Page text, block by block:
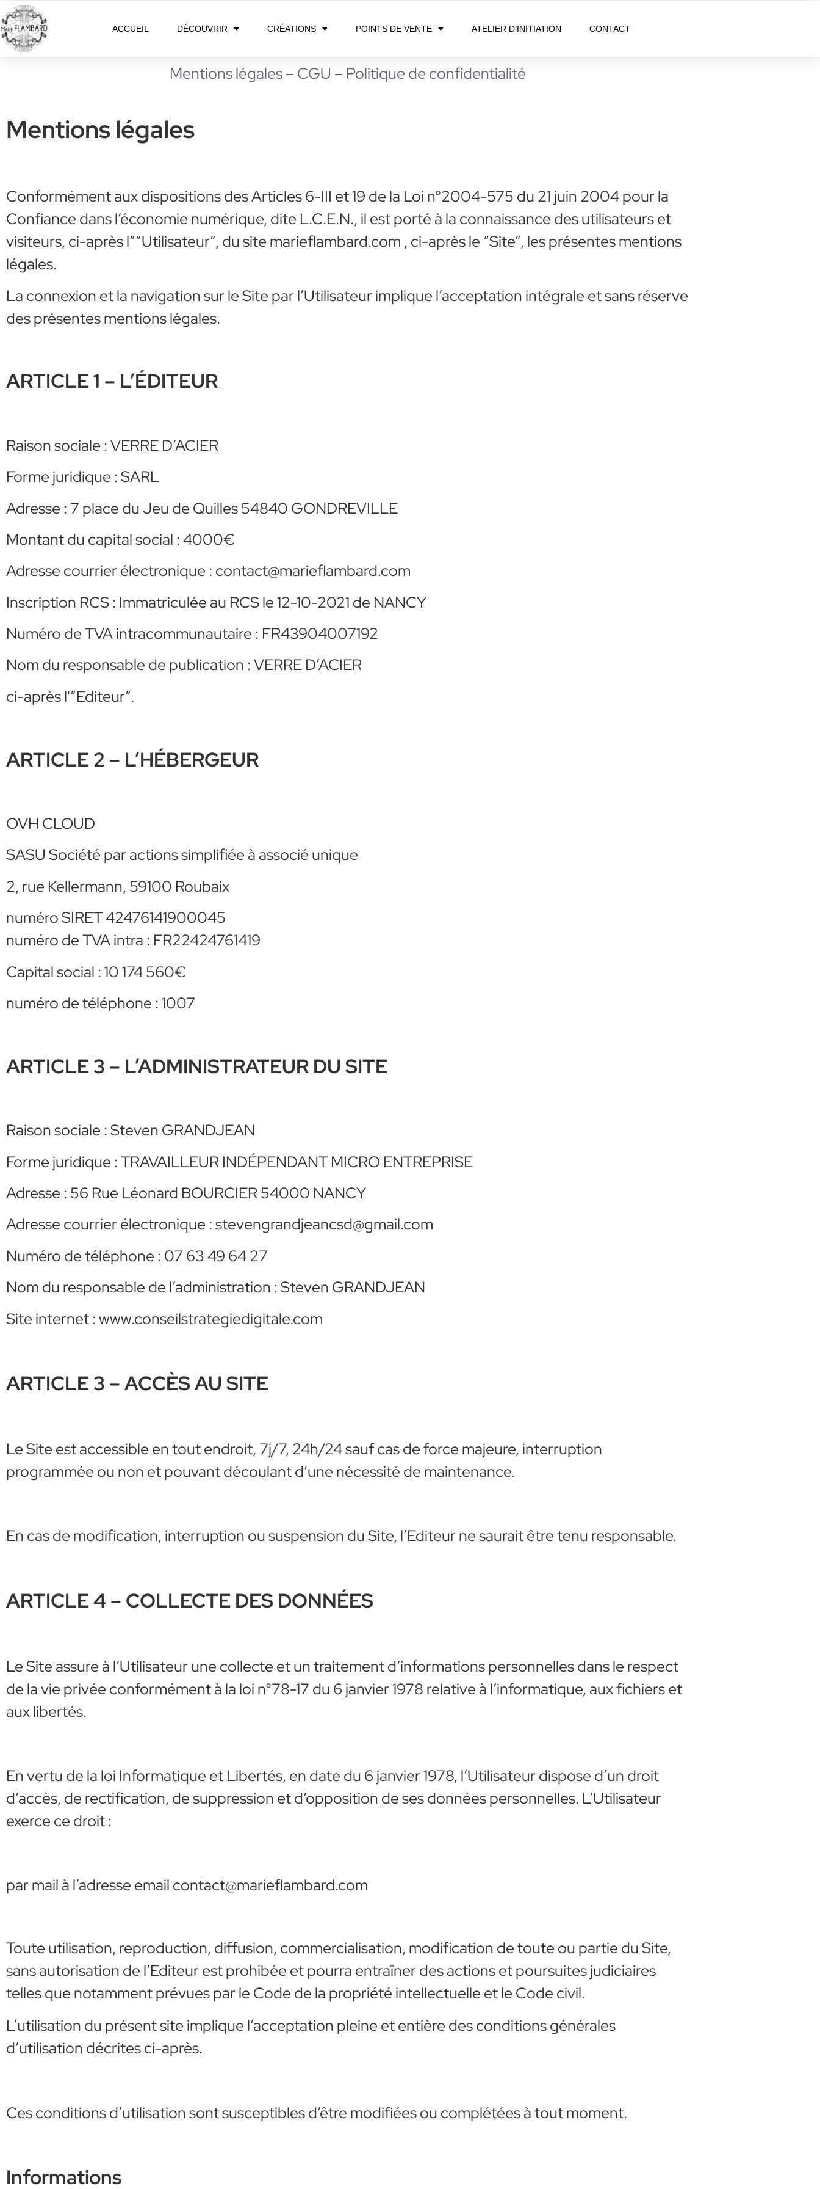
ACCUEIL DÉCOUVRIR CRÉATIONS POINTS DE VENTE ATELIER D’INITIATION CONTACT
Mentions légales– CGU – Politique de confidentialité
Mentions légales
Conformément aux dispositions des Articles 6-III et 19 de la Loi n°2004-575 du 21 juin 2004 pour la
Confiance dans l’économie numérique, dite L.C.E.N., il est porté à la connaissance des utilisateurs et
visiteurs, ci-après l””Utilisateur”, du site marieflambard.com , ci-après le “Site”, les présentes mentions
légales.
La connexion et la navigation sur le Site par l’Utilisateur implique l’acceptation intégrale et sans réserve
des présentes mentions légales.
ARTICLE 1 – L’ÉDITEUR
Raison sociale : VERRE D’ACIER
Forme juridique : SARL
Adresse : 7 place du Jeu de Quilles 54840 GONDREVILLE
Montant du capital social : 4000€
Adresse courrier électronique : contact@marieflambard.com
Inscription RCS : Immatriculée au RCS le 12-10-2021 de NANCY
Numéro de TVA intracommunautaire : FR43904007192
Nom du responsable de publication : VERRE D’ACIER
ci-après l'”Editeur”.
ARTICLE 2 – L’HÉBERGEUR
OVH CLOUD
SASU Société par actions simplifiée à associé unique
2, rue Kellermann, 59100 Roubaix
numéro SIRET 42476141900045
numéro de TVA intra : FR22424761419
Capital social : 10 174 560€
numéro de téléphone : 1007
ARTICLE 3 – L’ADMINISTRATEUR DU SITE
Raison sociale : Steven GRANDJEAN
Forme juridique : TRAVAILLEUR INDÉPENDANT MICRO ENTREPRISE
Adresse : 56 Rue Léonard BOURCIER 54000 NANCY
Adresse courrier électronique : stevengrandjeancsd@gmail.com
Numéro de téléphone : 07 63 49 64 27
Nom du responsable de l’administration : Steven GRANDJEAN
Site internet : www.conseilstrategiedigitale.com
ARTICLE 3 – ACCÈS AU SITE
Le Site est accessible en tout endroit, 7j/7, 24h/24 sauf cas de force majeure, interruption
programmée ou non et pouvant découlant d’une nécessité de maintenance.
En cas de modification, interruption ou suspension du Site, l’Editeur ne saurait être tenu responsable.
ARTICLE 4 – COLLECTE DES DONNÉES
Le Site assure à l’Utilisateur une collecte et un traitement d’informations personnelles dans le respect
de la vie privée conformément à la loi n°78-17 du 6 janvier 1978 relative à l’informatique, aux fichiers et
aux libertés.
En vertu de la loi Informatique et Libertés, en date du 6 janvier 1978, l’Utilisateur dispose d’un droit
d’accès, de rectification, de suppression et d’opposition de ses données personnelles. L’Utilisateur
exerce ce droit :
par mail à l’adresse email contact@marieflambard.com
Toute utilisation, reproduction, diffusion, commercialisation, modification de toute ou partie du Site,
sans autorisation de l’Editeur est prohibée et pourra entraîner des actions et poursuites judiciaires
telles que notamment prévues par le Code de la propriété intellectuelle et le Code civil.
L’utilisation du présent site implique l’acceptation pleine et entière des conditions générales
d’utilisation décrites ci-après.
Ces conditions d’utilisation sont susceptibles d’être modifiées ou complétées à tout moment.
Informations